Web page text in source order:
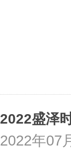
2022年07